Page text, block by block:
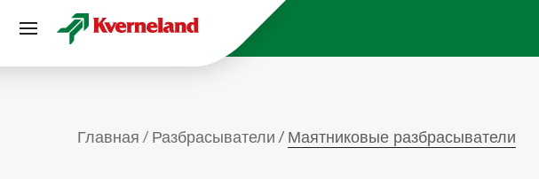
Главная Разбрасыватели Маятниковые разбрасыватели
Панель управления cookies